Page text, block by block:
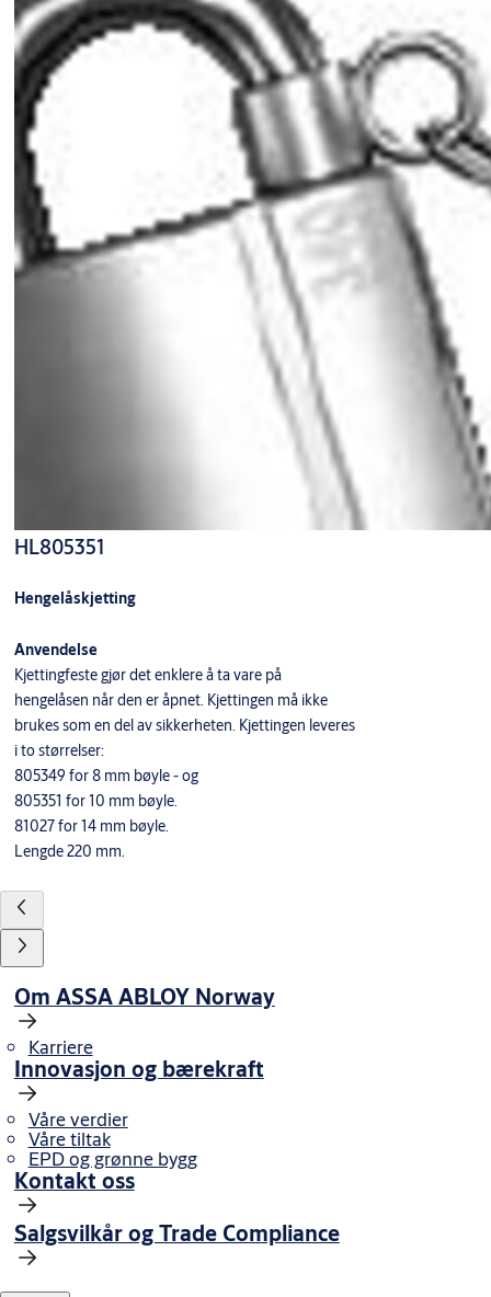
HL805351
Hengelåskjetting
Anvendelse
Kjettingfeste gjør det enklere å ta vare på
hengelåsen når den er åpnet. Kjettingen må ikke
brukes som en del av sikkerheten. Kjettingen leveres
i to størrelser:
805349 for 8 mm bøyle - og
805351 for 10 mm bøyle.
81027 for 14 mm bøyle.
Lengde 220 mm.
Om ASSA ABLOY Norway
Karriere
Innovasjon og bærekraft
Våre verdier
Våre tiltak
EPD og grønne bygg
Kontakt oss
Salgsvilkår og Trade Compliance